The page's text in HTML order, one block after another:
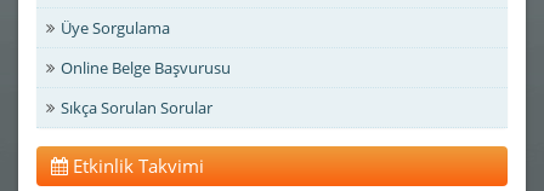
Üye Sorgulama
Online Belge Başvurusu
Sıkça Sorulan Sorular
Etkinlik Takvimi